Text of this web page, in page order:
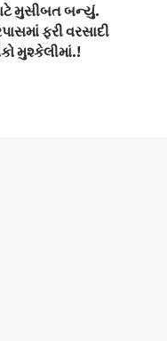
મુસીબત બન્યું.
ફરી વરસાદી
મુશ્કેલીમાં.!